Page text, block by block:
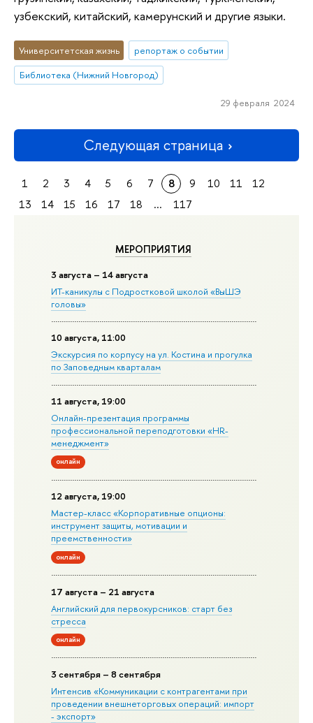
МЕРОПРИЯТИЯ
3 августа – 14 августа
ИТ-каникулы с Подростковой школой «ВыШЭ
головы»
10 августа, 11:00
Экскурсия по корпусу на ул. Костина и прогулка
по Заповедным кварталам
11 августа, 19:00
Онлайн-презентация программы
профессиональной переподготовки «HR-
менеджмент»
онлайн
12 августа, 19:00
Мастер-класс «Корпоративные опционы:
инструмент защиты, мотивации и
преемственности»
онлайн
17 августа – 21 августа
Английский для первокурсников: старт без
стресса
онлайн
3 сентября – 8 сентября
Интенсив «Коммуникации с контрагентами при
проведении внешнеторговых операций: импорт
- экспорт»
узбекский, китайский, камерунский и другие языки.
Университетская жизнь
репортаж о событии
Библиотека (Нижний Новгород)
29 февраля 2024
Следующая страница
1 2 3 4 5 6 7 8 9 10 11
12
13
14 15 16 17 18 ... 117